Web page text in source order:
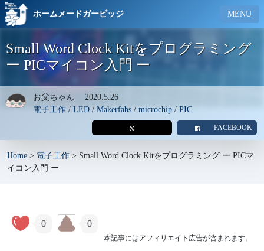
ホームメードガービッジ MENU
Small Word Clock Kitをプログラミング
ー PICマイコン入門 ー
お父ちゃん 2020.5.26
電子工作 / LED / Makerfabs / microchip / PIC
FACEBOOK
Home > 電子工作 > Small Word Clock Kitをプログラミング ー PICマ
イコン入門 ー
本記事にはアフィリエイト広告が含まれます。
0 0